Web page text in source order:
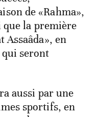
de «Rahma»,
la première
Assaâda», en
qui seront
aussi par une
sportifs, en